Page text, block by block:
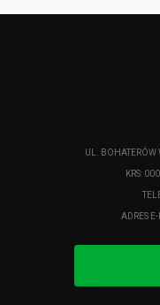
UL.
KRS:
ADRES